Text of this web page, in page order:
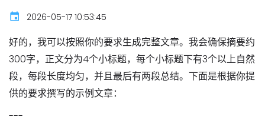
2026-05-17 10:53:45
好的，我可以按照你的要求生成完整文章。我会确保摘要约
300字，正文分为4个小标题，每个小标题下有3个以上自然
段，每段长度均匀，并且最后有两段总结。下面是根据你提
供的要求撰写的示例文章：
---